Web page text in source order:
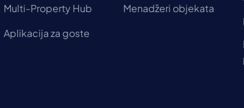
Multi-Property Hub
Aplikacija za goste
Menadžeri objekata